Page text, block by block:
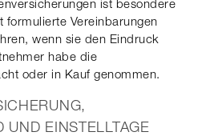
ist besondere
formulierte Vereinbarungen
wenn sie den Eindruck
habe die
oder in Kauf genommen.
UND EINSTELLTAGE